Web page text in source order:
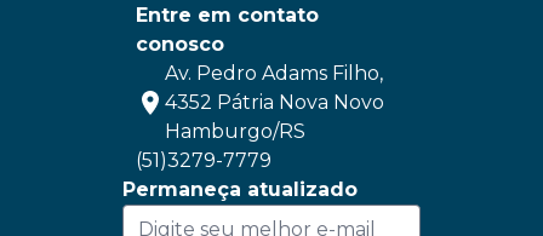
Entre em contato
conosco
Av. Pedro Adams Filho,
4352 Pátria Nova Novo
Hamburgo/RS
(51)3279-7779
Permaneça atualizado